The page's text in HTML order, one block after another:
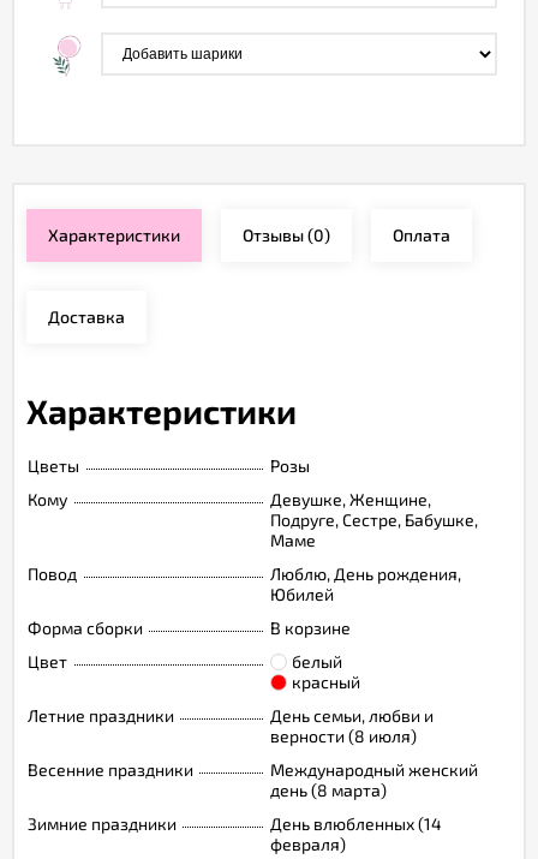
Характеристики Отзывы(0) Оплата
Доставка
Характеристики
Цветы
Розы
Кому
Девушке, Женщине,
Подруге, Сестре, Бабушке,
Маме
Повод
Люблю, День рождения,
Юбилей
Форма сборки
В корзине
Цвет
белый
красный
Летние праздники
День семьи, любви и
верности (8 июля)
Весенние праздники
Международный женский
день (8 марта)
Зимние праздники
День влюбленных (14
февраля)